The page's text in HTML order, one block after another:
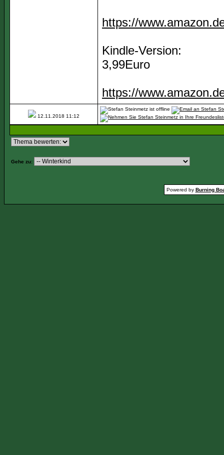
https://
Kindle-Version:
3,99Euro
https://
12.11.2018 11:12
Gehe zu:
Powered by Burning